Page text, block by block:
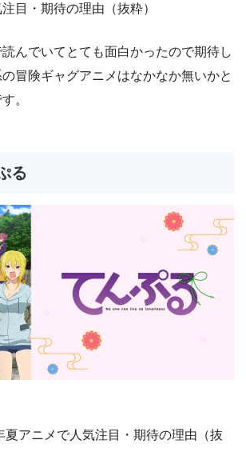
目・期待の理由（抜粋）
読んでいてとても面白かったので期待し
冒険ギャグアニメはなかなか無いかと
。
る
夏アニメで人気注目・期待の理由（抜